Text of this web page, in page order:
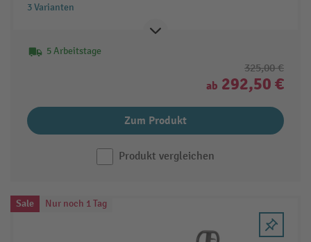
3 Varianten
5 Arbeitstage
325,00 €
ab 292,50 €
Zum Produkt
Produkt vergleichen
Sale Nur noch 1 Tag